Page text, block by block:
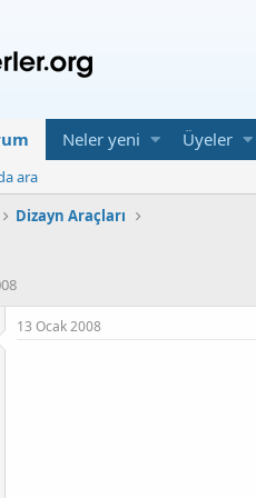
Neler yeni Üyeler
ara
Dizayn Araçları
13 Ocak 2008